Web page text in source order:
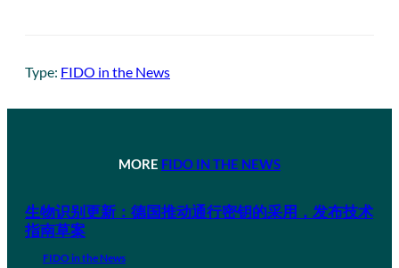
Type: FIDO in the News
MORE FIDO IN THE NEWS
生物识别更新：德国推动通行密钥的采用，发布技术
指南草案
FIDO in the News